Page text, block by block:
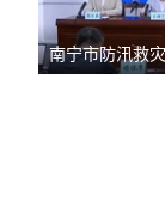
南宁市防汛救